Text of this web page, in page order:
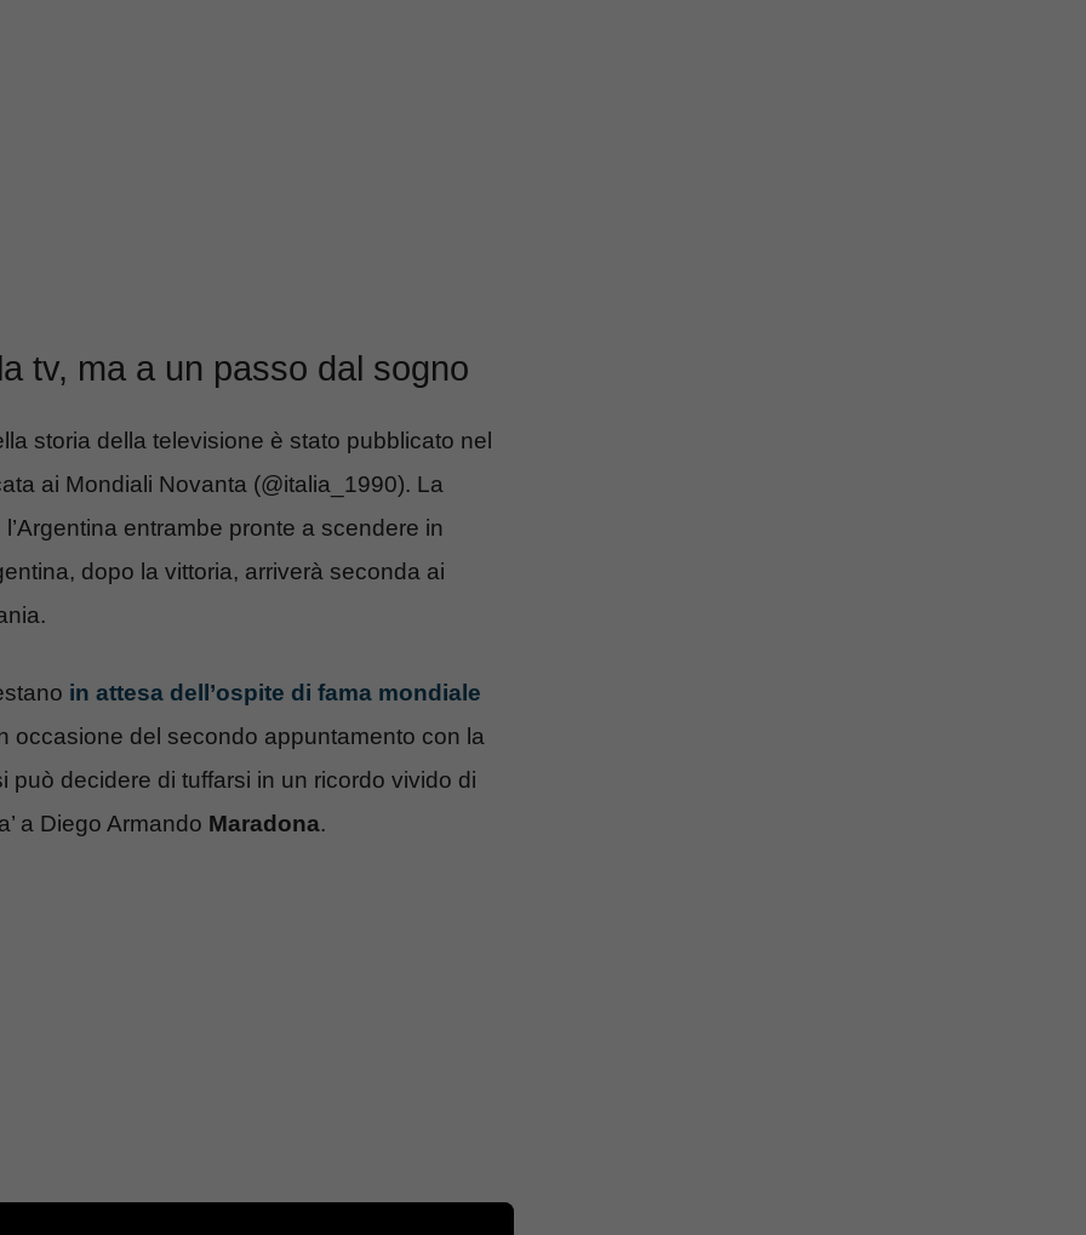
tv, ma a un passo dal sogno
storia della televisione è stato pubblicato nel
ai Mondiali Novanta (@italia_1990). La
entrambe pronte a scendere in
dopo la vittoria, arriverà seconda ai
in attesa dell’ospite di fama mondiale
occasione del secondo appuntamento con la
decidere di tuffarsi in un ricordo vivido di
a Diego Armando Maradona.